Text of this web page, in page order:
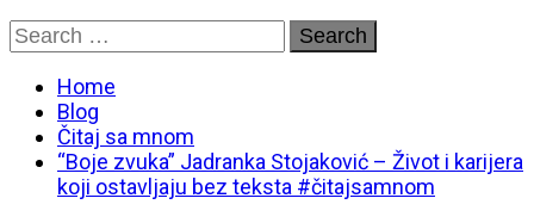
Skip
to
content
Search
for:
Home
Blog
Čitaj sa mnom
“Boje zvuka” Jadranka Stojaković – Život i karijera
koji ostavljaju bez teksta #čitajsamnom